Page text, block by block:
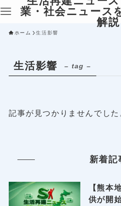
業・社会ニュース
解説
ホーム 生活影響
生活影響 – tag –
記事が見つかりませんでした
新着記
【熊本
供が開